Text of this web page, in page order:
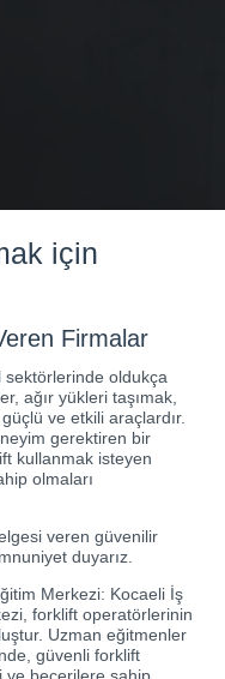
için
Firmalar
sektörlerinde oldukça
ağır yükleri taşımak,
ve etkili araçlardır.
gerektiren bir
kullanmak isteyen
olmaları
veren güvenilir
duyarız.
Merkezi: Kocaeli İş
forklift operatörlerinin
Uzman eğitmenler
güvenli forklift
ve becerilere sahip